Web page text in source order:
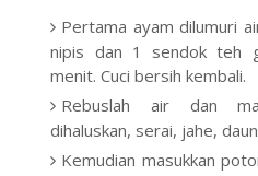
Pertama ayam dilumuri
nipis dan 1 sendok teh
menit. Cuci bersih kembali.
Rebuslah air dan
dihaluskan, serai, jahe,
Kemudian masukkan